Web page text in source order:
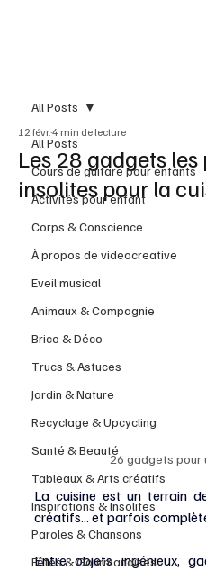
All Posts
Cours de guitare pour enfants
Activités pour enfant
Corps & Conscience
À propos de videocreative
Eveil musical
Animaux & Compagnie
Brico & Déco
Trucs & Astuces
Jardin & Nature
Recyclage & Upcycling
Santé & Beauté
Tableaux & Arts créatifs
Inspirations & Insolites
Paroles & Chansons
Fêtes & Gourmandises
All Posts
Les 28 gadgets
insolites pour la
12 févr. 4 min de lecture
26 gadgets pour
La cuisine est un terrain
créatifs… et parfois
Entre objets ingénieux,